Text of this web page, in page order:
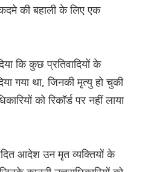
की बहाली के लिए एक
कि कुछ प्रतिवादियों के
गया था, जिनकी मृत्यु हो चुकी
को रिकॉर्ड पर नहीं लाया
आदेश उन मृत व्यक्तियों के